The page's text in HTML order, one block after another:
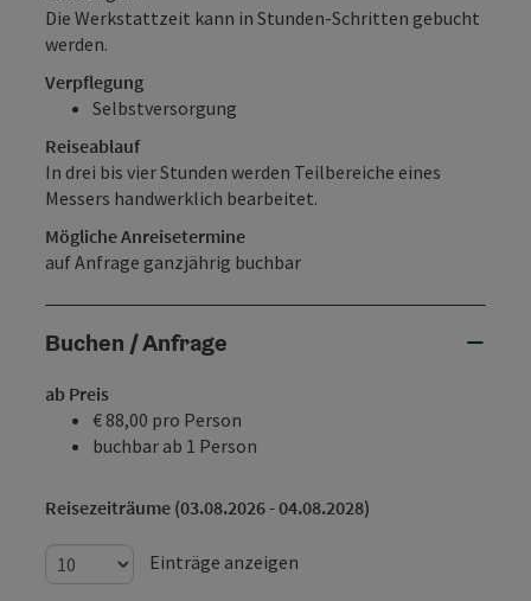
Die Werkstattzeit kann in Stunden-Schritten gebucht
werden.
Verpflegung
Selbstversorgung
Reiseablauf
In drei bis vier Stunden werden Teilbereiche eines
Messers handwerklich bearbeitet.
Mögliche Anreisetermine
auf Anfrage ganzjährig buchbar
Buchen / Anfrage
ab Preis
€ 88,00 pro Person
buchbar ab 1 Person
Reisezeiträume (03.08.2026 - 04.08.2028)
Einträge anzeigen